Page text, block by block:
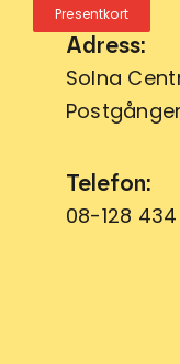
Presentkort
Adress:
Solna
Telefon:
08-128